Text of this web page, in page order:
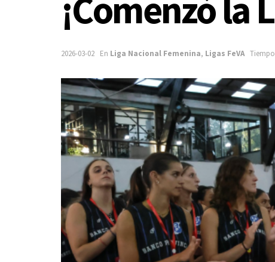
¡Comenzó la
2026-03-02 En Liga Nacional Femenina, Ligas FeVA